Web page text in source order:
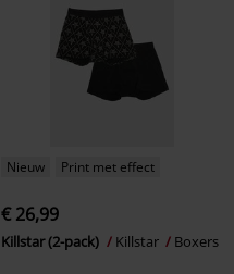
Nieuw Print met effect
€ 26,99
Killstar (2-pack) Killstar Boxers